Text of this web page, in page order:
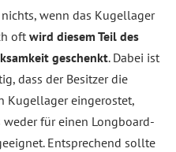
wenn das Kugellager
oft wird diesem Teil des
geschenkt. Dabei ist
dass der Besitzer die
Kugellager eingerostet,
für einen Longboard-
Entsprechend sollte